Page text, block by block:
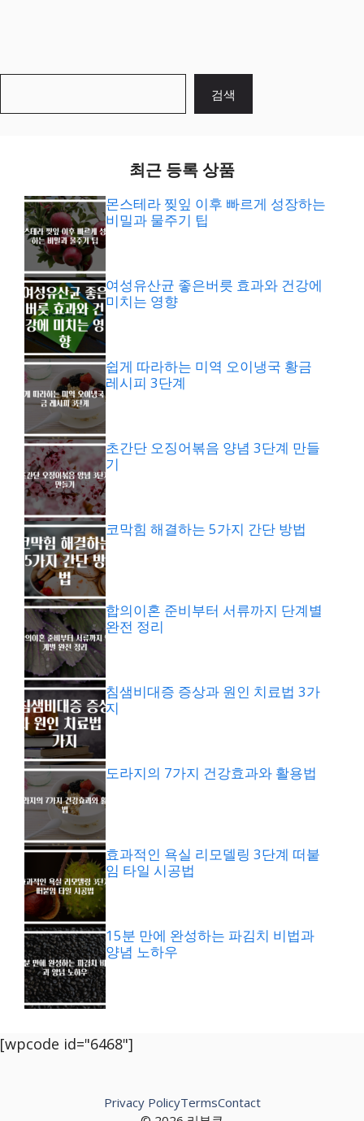
검색
최근 등록 상품
몬스테라 찢잎 이후 빠르게 성장하는
비밀과 물주기 팁
여성유산균 좋은버릇 효과와 건강에
미치는 영향
쉽게 따라하는 미역 오이냉국 황금
레시피 3단계
초간단 오징어볶음 양념 3단계 만들
기
코막힘 해결하는 5가지 간단 방법
합의이혼 준비부터 서류까지 단계별
완전 정리
침샘비대증 증상과 원인 치료법 3가
지
도라지의 7가지 건강효과와 활용법
효과적인 욕실 리모델링 3단계 떠붙
임 타일 시공법
15분 만에 완성하는 파김치 비법과
양념 노하우
[wpcode id="6468"]
Privacy PolicyTermsContact